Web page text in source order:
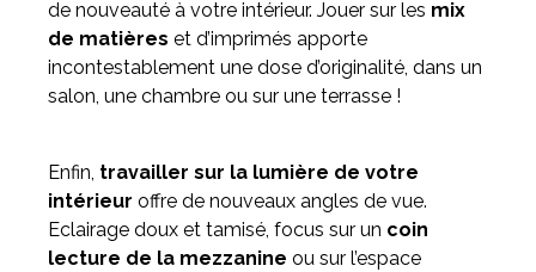
de nouveauté à votre intérieur. Jouer sur les mix
de matières et d’imprimés apporte
incontestablement une dose d’originalité, dans un
salon, une chambre ou sur une terrasse !
Enfin, travailler sur la lumière de votre
intérieur offre de nouveaux angles de vue.
Eclairage doux et tamisé, focus sur un coin
lecture de la mezzanine ou sur l’espace